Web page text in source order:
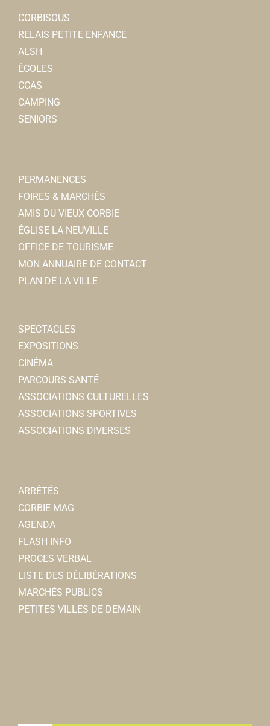
CORBISOUS
RELAIS PETITE ENFANCE
ALSH
ÉCOLES
CCAS
CAMPING
SENIORS
PERMANENCES
FOIRES & MARCHÉS
AMIS DU VIEUX CORBIE
ÉGLISE LA NEUVILLE
OFFICE DE TOURISME
MON ANNUAIRE DE CONTACT
PLAN DE LA VILLE
SPECTACLES
EXPOSITIONS
CINÉMA
PARCOURS SANTÉ
ASSOCIATIONS CULTURELLES
ASSOCIATIONS SPORTIVES
ASSOCIATIONS DIVERSES
ARRÊTÉS
CORBIE MAG
AGENDA
FLASH INFO
PROCES VERBAL
LISTE DES DÉLIBÉRATIONS
MARCHÉS PUBLICS
PETITES VILLES DE DEMAIN